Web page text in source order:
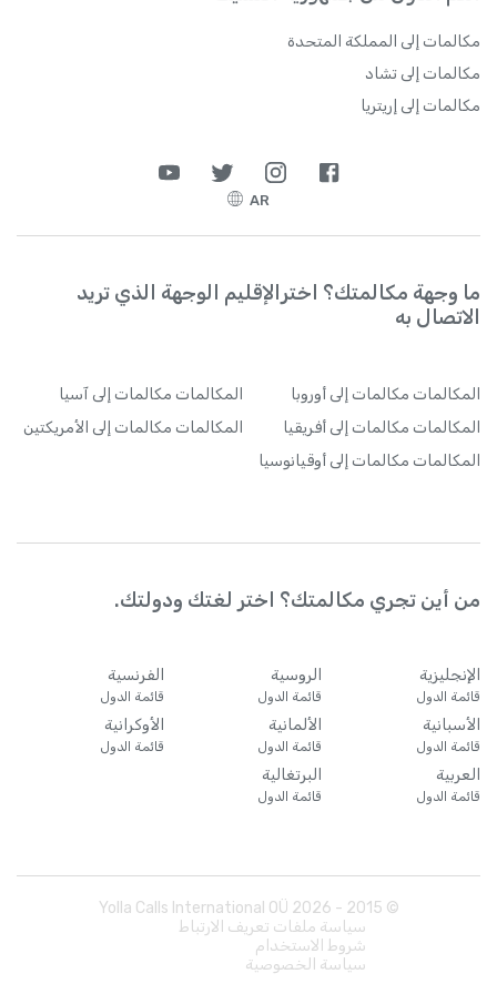
مكالمات إلى المملكة المتحدة
مكالمات إلى تشاد
مكالمات إلى إريتريا
AR
ما وجهة مكالمتك؟ اخترالإقليم الوجهة الذي تريد
الاتصال به
المكالمات مكالمات إلى أوروبا المكالمات مكالمات إلى آسيا
المكالمات مكالمات إلى أفريقيا المكالمات مكالمات إلى الأمريكتين
المكالمات مكالمات إلى أوقيانوسيا
من أين تجري مكالمتك؟ اختر لغتك ودولتك.
الإنجليزية
قائمة الدول
الروسية
قائمة الدول
الفرنسية
قائمة الدول
الأسبانية
قائمة الدول
الألمانية
قائمة الدول
الأوكرانية
قائمة الدول
العربية
قائمة الدول
البرتغالية
قائمة الدول
© 2015 -
2026
سياسة ملفات تعريف الارتباط
شروط الاستخدام
سياسة الخصوصية